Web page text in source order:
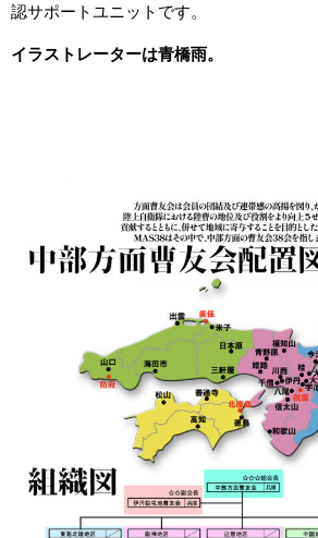
認サポートユニットです。
イラストレーターは青橋雨。